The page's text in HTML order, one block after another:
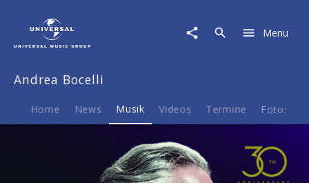
Musik
Duets
Menu
Andrea Bocelli
Home News Musik Videos Termine Fotos